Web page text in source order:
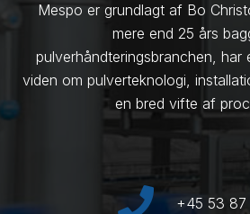
Mespo er grundlagt af Bo
mere end 25 års
pulverhåndteringsbranchen, har
viden om pulverteknologi,
en bred vifte af
+45 53 87